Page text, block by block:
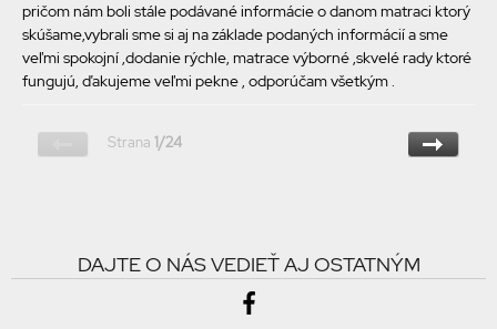
pričom nám boli stále podávané informácie o danom matraci ktorý
skúšame,vybrali sme si aj na základe podaných informácií a sme
veľmi spokojní ,dodanie rýchle, matrace výborné ,skvelé rady ktoré
fungujú, ďakujeme veľmi pekne , odporúčam všetkým .
Strana 1/24
DAJTE O NÁS VEDIEŤ AJ OSTATNÝM